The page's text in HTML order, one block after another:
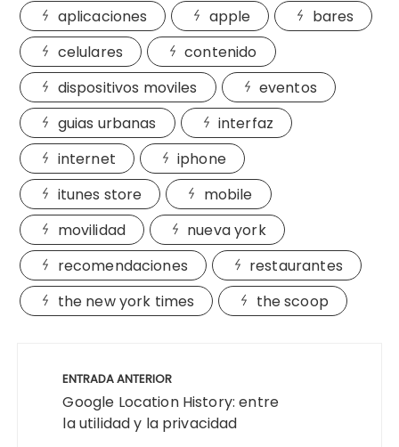
aplicaciones apple
bares
celulares
contenido
dispositivos moviles
eventos
guias urbanas
interfaz
internet
iphone
itunes store
mobile
movilidad
nueva york
recomendaciones
restaurantes
the new york times
the scoop
entradas
ENTRADA ANTERIOR
Google Location History: entre
la utilidad y la privacidad